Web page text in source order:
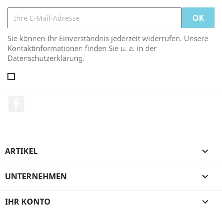
Sie können Ihr Einverständnis jederzeit widerrufen. Unsere
Kontaktinformationen finden Sie u. a. in der
Datenschutzerklärung.
ARTIKEL 
UNTERNEHMEN 
IHR KONTO 